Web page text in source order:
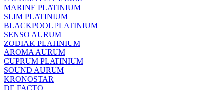
MARINE PLATINIUM
SLIM PLATINIUM
BLACKPOOL PLATINIUM
SENSO AURUM
ZODIAK PLATINIUM
AROMA AURUM
CUPRUM PLATINIUM
SOUND AURUM
KRONOSTAR
DE FACTO